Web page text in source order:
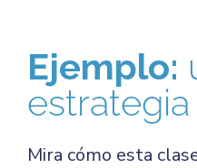
Ejemplo:
Mira cómo esta